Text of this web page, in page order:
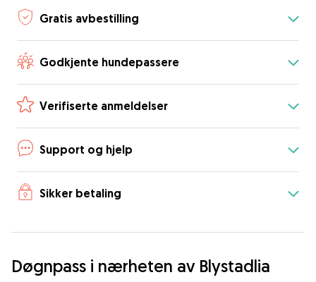
Gratis avbestilling
Godkjente hundepassere
Verifiserte anmeldelser
Support og hjelp
Sikker betaling
Døgnpass i nærheten av Blystadlia